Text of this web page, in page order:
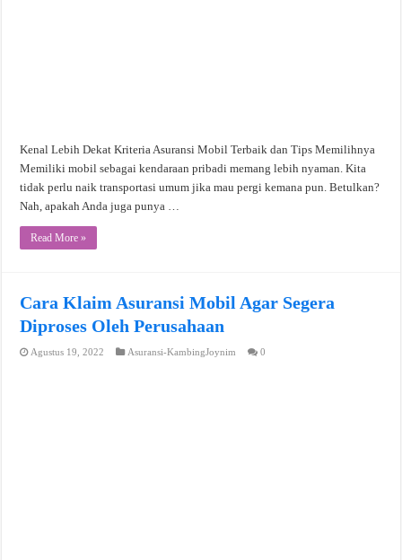
Kenal Lebih Dekat Kriteria Asuransi Mobil Terbaik dan Tips Memilihnya
Memiliki mobil sebagai kendaraan pribadi memang lebih nyaman. Kita
tidak perlu naik transportasi umum jika mau pergi kemana pun. Betulkan?
Nah, apakah Anda juga punya …
Read More »
Cara Klaim Asuransi Mobil Agar Segera
Diproses Oleh Perusahaan
Agustus 19, 2022 Asuransi-KambingJoynim 0